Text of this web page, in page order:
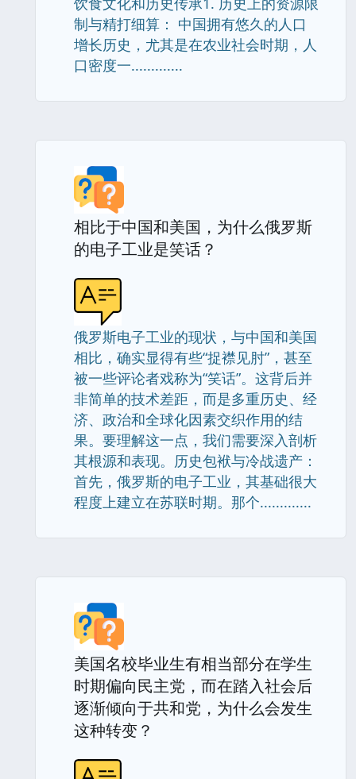
制与精打细算： 中国拥有悠久的人口
增长历史，尤其是在农业社会时期，人
口密度一.............
相比于中国和美国，为什么俄罗斯
的电子工业是笑话？
俄罗斯电子工业的现状，与中国和美国
相比，确实显得有些“捉襟见肘”，甚至
被一些评论者戏称为“笑话”。这背后并
非简单的技术差距，而是多重历史、经
济、政治和全球化因素交织作用的结
果。要理解这一点，我们需要深入剖析
其根源和表现。历史包袱与冷战遗产：
首先，俄罗斯的电子工业，其基础很大
程度上建立在苏联时期。那个.............
美国名校毕业生有相当部分在学生
时期偏向民主党，而在踏入社会后
逐渐倾向于共和党，为什么会发生
这种转变？